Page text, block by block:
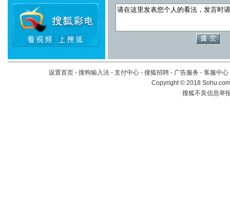
设置首页 - 搜狗输入法 - 支付中心 - 搜狐招聘 - 广告服务 - 客服中心
Copyright©2018
搜狐不良信息举